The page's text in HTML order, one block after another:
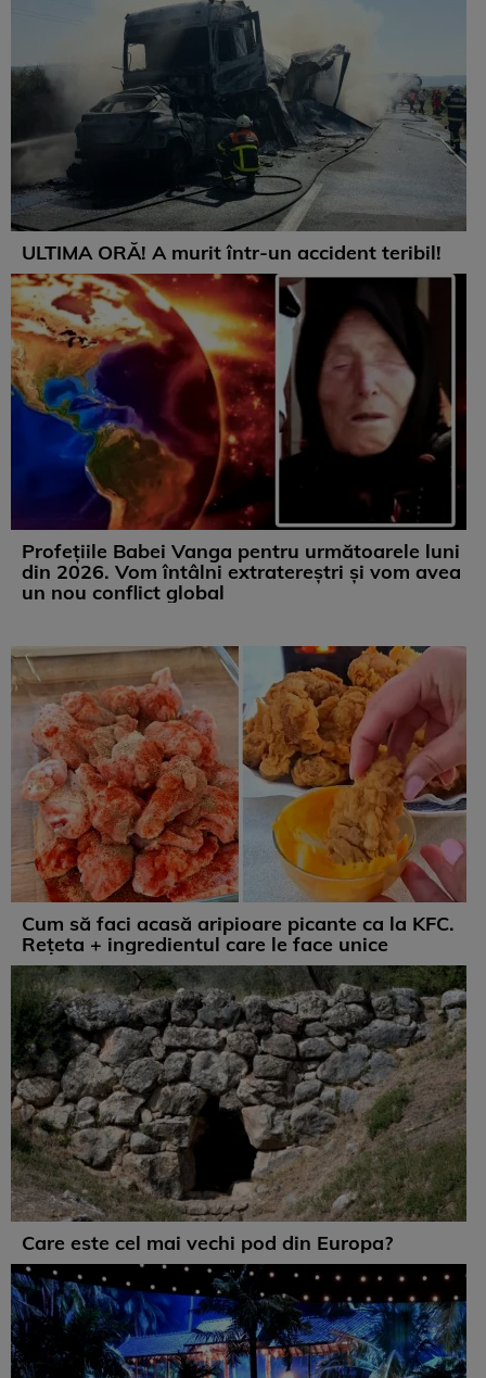
ULTIMA ORĂ! A murit într-un accident teribil!
Profețiile Babei Vanga pentru următoarele luni
din 2026. Vom întâlni extratereștri și vom avea
un nou conflict global
Cum să faci acasă aripioare picante ca la KFC.
Rețeta + ingredientul care le face unice
Care este cel mai vechi pod din Europa?